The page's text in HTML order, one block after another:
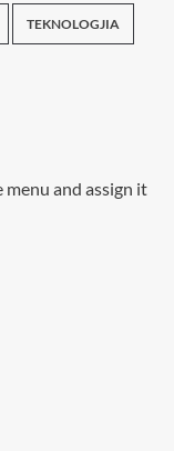
TEKNOLOGJIA
menu and assign it